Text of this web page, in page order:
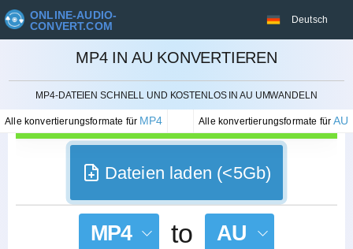
ONLINE-AUDIO-
CONVERT.COM
Deutsch
MP4 IN AU KONVERTIEREN
MP4-DATEIEN SCHNELL UND KOSTENLOS IN AU UMWANDELN
Alle konvertierungsformate für MP4 Alle konvertierungsformate fürAU
STORNIEREN
Dateien laden (<5Gb)
MP4 to AU